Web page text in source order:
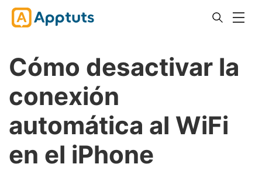
Cómo desactivar la
conexión
automática al WiFi
en el iPhone